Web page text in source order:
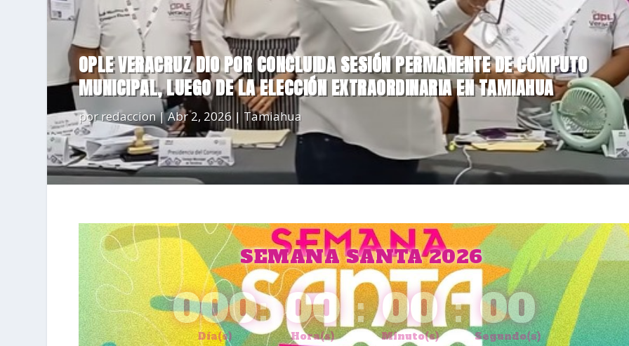
OPLE VERACRUZ DIO POR CONCLUIDA SESIÓN PERMANENTE DE CÓMPUTO
MUNICIPAL, LUEGO DE LA ELECCIÓN EXTRAORDINARIA EN TAMIAHUA
porredaccion|Abr 2, 2026 | Tamiahua
SEMANA SANTA 2026
000
Día(s)
: 00
Hora(s)
: 00
Minuto(s)
: 00
Segundo(s)